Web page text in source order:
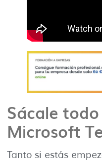
Sácale
Microsoft
Tanto si estás